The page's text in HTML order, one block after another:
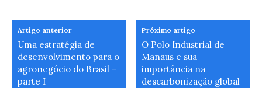
Artigo anterior
Uma estratégia de
desenvolvimento para o
agronegócio do Brasil –
parte I
Próximo artigo
O Polo Industrial de
Manaus e sua
importância na
descarbonização global